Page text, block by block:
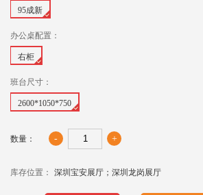
95成新
办公桌配置：
右柜
班台尺寸：
2600*1050*750
数量： - +
库存位置： 深圳宝安展厅；深圳龙岗展厅